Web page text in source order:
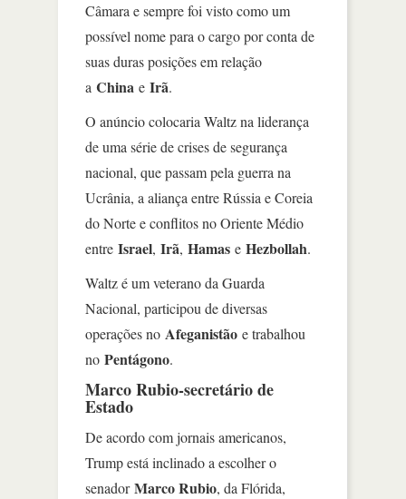
Câmara e sempre foi visto como um
possível nome para o cargo por conta de
suas duras posições em relação
a China e Irã.
O anúncio colocaria Waltz na liderança
de uma série de crises de segurança
nacional, que passam pela guerra na
Ucrânia, a aliança entre Rússia e Coreia
do Norte e conflitos no Oriente Médio
entre Israel, Irã, Hamas e Hezbollah.
Waltz é um veterano da Guarda
Nacional, participou de diversas
operações no Afeganistão e trabalhou
no Pentágono.
Marco Rubio-secretário de
Estado
De acordo com jornais americanos,
Trump está inclinado a escolher o
senadorMarco Rubio, da Flórida,